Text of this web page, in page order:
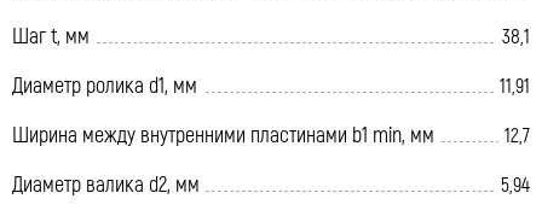
Шаг t, мм 38,1
Диаметр ролика d1, мм 11,91
Ширина между внутренними пластинами b1 min, мм 12,7
Диаметр валика d2, мм 5,94